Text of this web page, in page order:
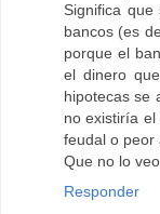
Significa
bancos (es
porque el
el dinero
hipotecas se
no existiría el
feudal o peor
Que no lo
Responder